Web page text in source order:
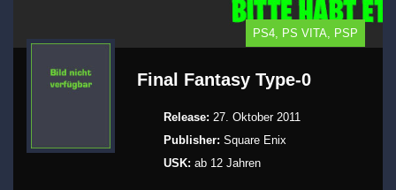
PS4, PS VITA, PSP
Final Fantasy Type-0
Release: 27. Oktober 2011
Publisher: Square Enix
USK: ab 12 Jahren